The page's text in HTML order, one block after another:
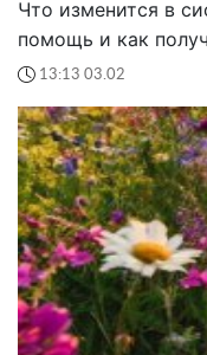
Что изменится в
помощь и как
13:13 03.02